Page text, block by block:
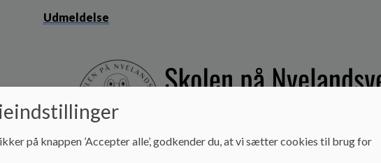
Udmeldelse
på knappen ’Accepter alle’, godkender du, at vi sætter cookies til brug for